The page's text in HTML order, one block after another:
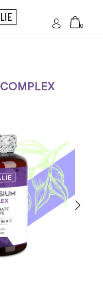
Acceder0
COMPLEX